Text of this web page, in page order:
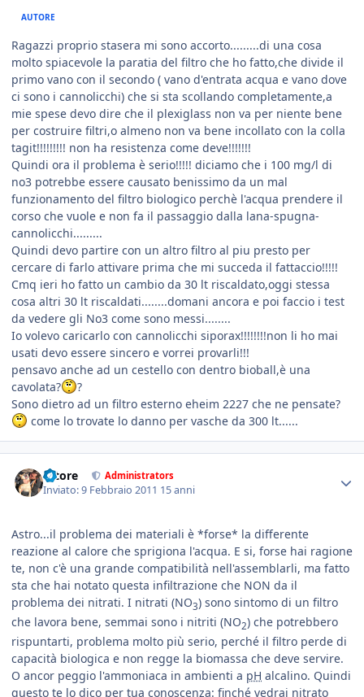
AUTORE
Ragazzi proprio stasera mi sono accorto.........di una cosa
molto spiacevole la paratia del filtro che ho fatto,che divide il
primo vano con il secondo ( vano d'entrata acqua e vano dove
ci sono i cannolicchi) che si sta scollando completamente,a
mie spese devo dire che il plexiglass non va per niente bene
per costruire filtri,o almeno non va bene incollato con la colla
tagit!!!!!!!!! non ha resistenza come deve!!!!!!!
Quindi ora il problema è serio!!!!! diciamo che i 100 mg/l di
no3 potrebbe essere causato benissimo da un mal
funzionamento del filtro biologico perchè l'acqua prendere il
corso che vuole e non fa il passaggio dalla lana-spugna-
cannolicchi.........
Quindi devo partire con un altro filtro al piu presto per
cercare di farlo attivare prima che mi succeda il fattaccio!!!!!
Cmq ieri ho fatto un cambio da 30 lt riscaldato,oggi stessa
cosa altri 30 lt riscaldati........domani ancora e poi faccio i test
da vedere gli No3 come sono messi........
Io volevo caricarlo con cannolicchi siporax!!!!!!!!non li ho mai
usati devo essere sincero e vorrei provarli!!!
pensavo anche ad un cestello con dentro bioball,è una
cavolata?
?
Sono dietro ad un filtro esterno eheim 2227 che ne pensate?
come lo trovate lo danno per vasche da 300 lt......
tatore Administrators
Inviato:9 Febbraio 2011 15 anni
Astro...il problema dei materiali è *forse* la differente
reazione al calore che sprigiona l'acqua. E si, forse hai ragione
te, non c'è una grande compatibilità nell'assemblarli, ma fatto
sta che hai notato questa infiltrazione che NON da il
problema dei nitrati. I nitrati (NO3) sono sintomo di un filtro
che lavora bene, semmai sono i nitriti (NO2) che potrebbero
rispuntarti, problema molto più serio, perché il filtro perde di
capacità biologica e non regge la biomassa che deve servire.
O ancor peggio l'ammoniaca in ambienti a pH alcalino. Quindi
questo te lo dico per tua conoscenza: finché vedrai nitrato